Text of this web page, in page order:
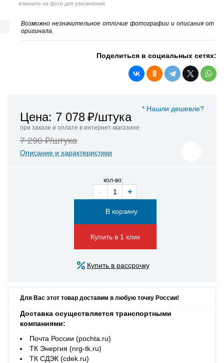
кликните на фото для увеличения
Возможно незначительное отличие фотографии и описания от
оригинала.
Поделиться в социальных сетях:
* Нашли дешевле?
Цена: 7 078₽/штука
при заказе и оплате в интернет-магазине
7 290 ₽/штука
Описание и характеристики
кол-во:
- +
Купить в 1 клик
Купить в рассрочку
Для Вас этот товар доставим в любую точку России!
Доставка осуществляется транспортными
компаниями:
Почта России (pochta.ru)
ТК Энергия (nrg-tk.ru)
ТК СДЭК (cdek.ru)